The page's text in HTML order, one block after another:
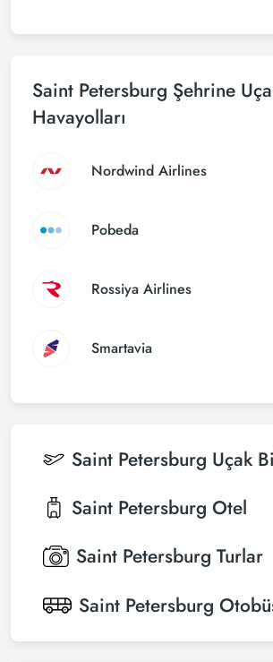
Saint Petersburg Şehrine
Havayolları
Nordwind Airlines
Pobeda
Rossiya Airlines
Smartavia
Saint Petersburg Uçak
Saint Petersburg Otel
Saint Petersburg Turlar
Saint Petersburg